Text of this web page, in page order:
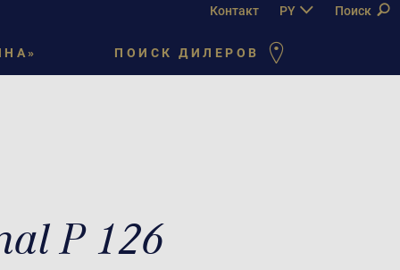
Контакт PY EN FR
Поиск
ПОИСК ДИЛЕРОВ
P 126